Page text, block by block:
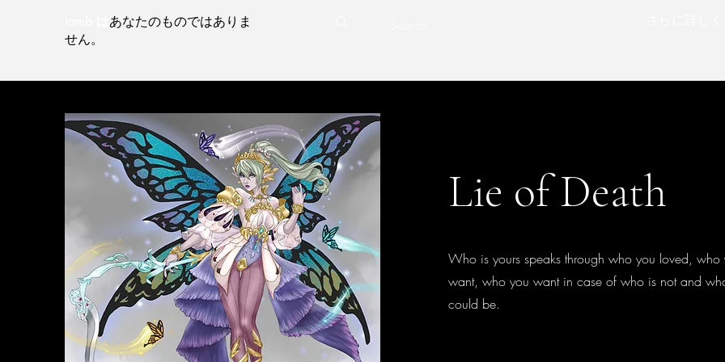
あなたのものではありま
せん。
Lie of Death
Who is yours speaks through who you loved,
want, who you want in case of who is not and
could be.